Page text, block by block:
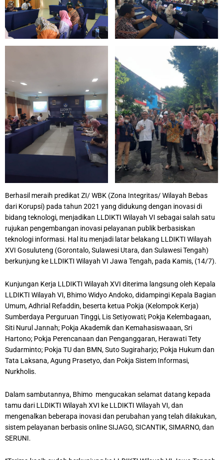
Berhasil meraih predikat ZI/ WBK (Zona Integritas/ Wilayah Bebas
dari Korupsi) pada tahun 2021 yang didukung dengan inovasi di
bidang teknologi, menjadikan LLDIKTI Wilayah VI sebagai salah satu
rujukan pengembangan inovasi pelayanan publik berbasiskan
teknologi informasi. Hal itu menjadi latar belakang LLDIKTI Wilayah
XVI Gosuluteng (Gorontalo, Sulawesi Utara, dan Sulawesi Tengah)
berkunjung ke LLDIKTI Wilayah VI Jawa Tengah, pada Kamis, (14/7).
Kunjungan Kerja LLDIKTI Wilayah XVI diterima langsung oleh Kepala
LLDIKTI Wilayah VI, Bhimo Widyo Andoko, didampingi Kepala Bagian
Umum, Adhrial Refaddin, beserta ketua Pokja (Kelompok Kerja)
Sumberdaya Perguruan Tinggi, Lis Setiyowati; Pokja Kelembagaan,
Siti Nurul Jannah; Pokja Akademik dan Kemahasiswaaan, Sri
Hartono; Pokja Perencanaan dan Penganggaran, Herawati Tety
Sudarminto; Pokja TU dan BMN, Suto Sugiraharjo; Pokja Hukum dan
Tata Laksana, Agung Prasetyo, dan Pokja Sistem Informasi,
Nurkholis.
Dalam sambutannya, Bhimo mengucakan selamat datang kepada
tamu dari LLDIKTI Wilayah XVI ke LLDIKTI Wilayah VI, dan
mengenalkan beberapa inovasi dan perubahan yang telah dilakukan,
sistem pelayanan berbasis online SIJAGO, SICANTIK, SIMARNO, dan
SERUNI.